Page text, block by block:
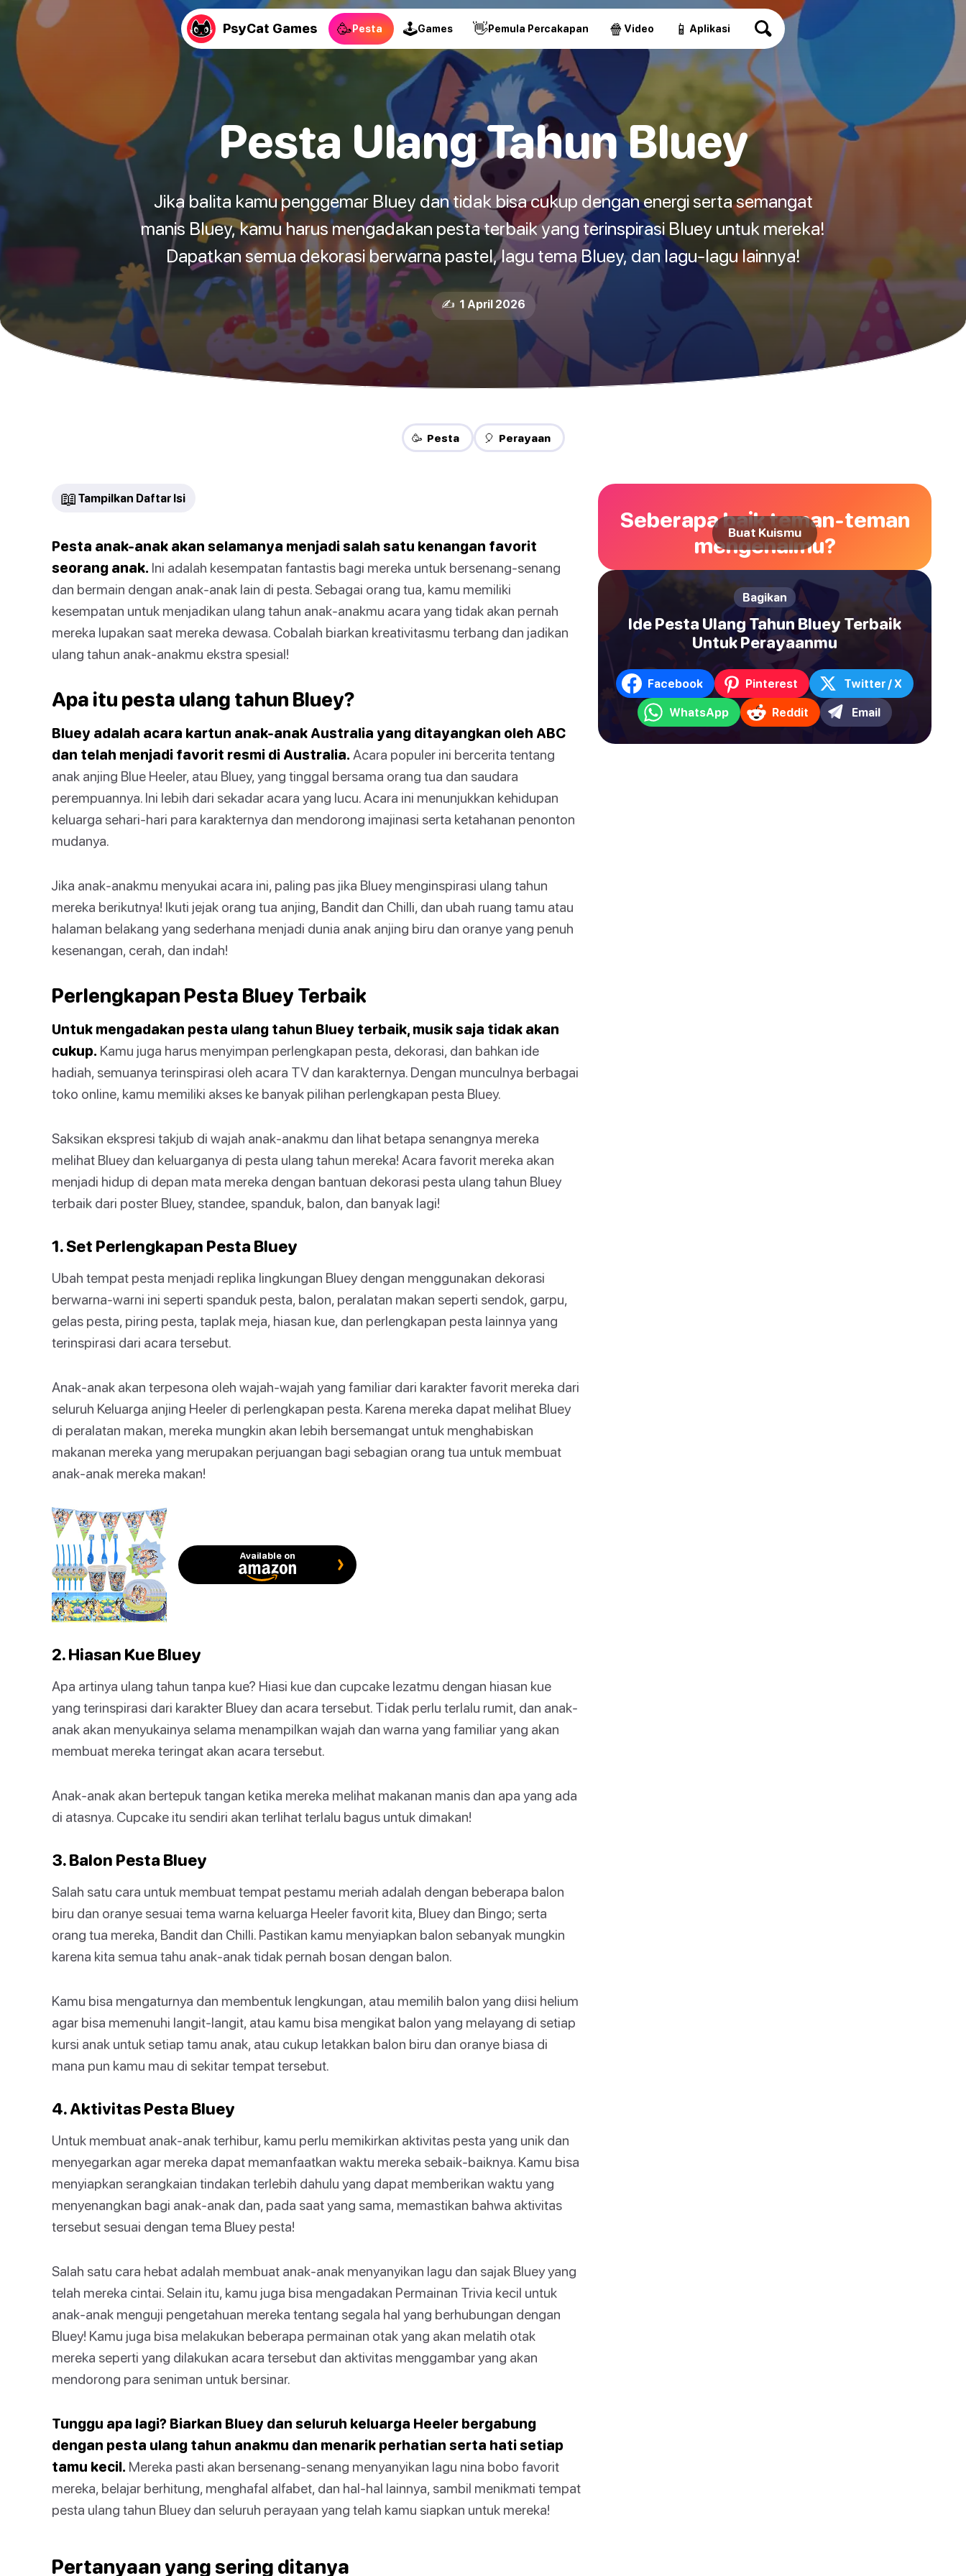
PsyCat Games 🥳Pesta 🕹Games 👋Pemula Percakapan 🍿 Video 📱 Aplikasi
Pesta Ulang Tahun Bluey
Jika balita kamu penggemar Bluey dan tidak bisa cukup dengan energi serta semangat
manis Bluey, kamu harus mengadakan pesta terbaik yang terinspirasi Bluey untuk mereka!
Dapatkan semua dekorasi berwarna pastel, lagu tema Bluey, dan lagu-lagu lainnya!
✍️ 1 April 2026
🥳 Pesta 🎈 Perayaan
📖 Tampilkan Daftar Isi
Pesta anak-anak akan selamanya menjadi salah satu kenangan favorit
seorang anak. Ini adalah kesempatan fantastis bagi mereka untuk bersenang-senang
dan bermain dengan anak-anak lain di pesta. Sebagai orang tua, kamu memiliki
kesempatan untuk menjadikan ulang tahun anak-anakmu acara yang tidak akan pernah
mereka lupakan saat mereka dewasa. Cobalah biarkan kreativitasmu terbang dan jadikan
ulang tahun anak-anakmu ekstra spesial!
Apa itu pesta ulang tahun Bluey?
Bluey adalah acara kartun anak-anak Australia yang ditayangkan oleh ABC
dan telah menjadi favorit resmi di Australia. Acara populer ini bercerita tentang
anak anjing Blue Heeler, atau Bluey, yang tinggal bersama orang tua dan saudara
perempuannya. Ini lebih dari sekadar acara yang lucu. Acara ini menunjukkan kehidupan
keluarga sehari-hari para karakternya dan mendorong imajinasi serta ketahanan penonton
mudanya.
Jika anak-anakmu menyukai acara ini, paling pas jika Bluey menginspirasi ulang tahun
mereka berikutnya! Ikuti jejak orang tua anjing, Bandit dan Chilli, dan ubah ruang tamu atau
halaman belakang yang sederhana menjadi dunia anak anjing biru dan oranye yang penuh
kesenangan, cerah, dan indah!
Perlengkapan Pesta Bluey Terbaik
Untuk mengadakan pesta ulang tahun Bluey terbaik, musik saja tidak akan
cukup. Kamu juga harus menyimpan perlengkapan pesta, dekorasi, dan bahkan ide
hadiah, semuanya terinspirasi oleh acara TV dan karakternya. Dengan munculnya berbagai
toko online, kamu memiliki akses ke banyak pilihan perlengkapan pesta Bluey.
Saksikan ekspresi takjub di wajah anak-anakmu dan lihat betapa senangnya mereka
melihat Bluey dan keluarganya di pesta ulang tahun mereka! Acara favorit mereka akan
menjadi hidup di depan mata mereka dengan bantuan dekorasi pesta ulang tahun Bluey
terbaik dari poster Bluey, standee, spanduk, balon, dan banyak lagi!
1. Set Perlengkapan Pesta Bluey
Ubah tempat pesta menjadi replika lingkungan Bluey dengan menggunakan dekorasi
berwarna-warni ini seperti spanduk pesta, balon, peralatan makan seperti sendok, garpu,
gelas pesta, piring pesta, taplak meja, hiasan kue, dan perlengkapan pesta lainnya yang
terinspirasi dari acara tersebut.
Anak-anak akan terpesona oleh wajah-wajah yang familiar dari karakter favorit mereka dari
seluruh Keluarga anjing Heeler di perlengkapan pesta. Karena mereka dapat melihat Bluey
di peralatan makan, mereka mungkin akan lebih bersemangat untuk menghabiskan
makanan mereka yang merupakan perjuangan bagi sebagian orang tua untuk membuat
anak-anak mereka makan!
Available on
2. Hiasan Kue Bluey
Apa artinya ulang tahun tanpa kue? Hiasi kue dan cupcake lezatmu dengan hiasan kue
yang terinspirasi dari karakter Bluey dan acara tersebut. Tidak perlu terlalu rumit, dan anak-
anak akan menyukainya selama menampilkan wajah dan warna yang familiar yang akan
membuat mereka teringat akan acara tersebut.
Anak-anak akan bertepuk tangan ketika mereka melihat makanan manis dan apa yang ada
di atasnya. Cupcake itu sendiri akan terlihat terlalu bagus untuk dimakan!
3. Balon Pesta Bluey
Salah satu cara untuk membuat tempat pestamu meriah adalah dengan beberapa balon
biru dan oranye sesuai tema warna keluarga Heeler favorit kita, Bluey dan Bingo; serta
orang tua mereka, Bandit dan Chilli. Pastikan kamu menyiapkan balon sebanyak mungkin
karena kita semua tahu anak-anak tidak pernah bosan dengan balon.
Kamu bisa mengaturnya dan membentuk lengkungan, atau memilih balon yang diisi helium
agar bisa memenuhi langit-langit, atau kamu bisa mengikat balon yang melayang di setiap
kursi anak untuk setiap tamu anak, atau cukup letakkan balon biru dan oranye biasa di
mana pun kamu mau di sekitar tempat tersebut.
4. Aktivitas Pesta Bluey
Untuk membuat anak-anak terhibur, kamu perlu memikirkan aktivitas pesta yang unik dan
menyegarkan agar mereka dapat memanfaatkan waktu mereka sebaik-baiknya. Kamu bisa
menyiapkan serangkaian tindakan terlebih dahulu yang dapat memberikan waktu yang
menyenangkan bagi anak-anak dan, pada saat yang sama, memastikan bahwa aktivitas
tersebut sesuai dengan tema Bluey pesta!
Salah satu cara hebat adalah membuat anak-anak menyanyikan lagu dan sajak Bluey yang
telah mereka cintai. Selain itu, kamu juga bisa mengadakan Permainan Trivia kecil untuk
anak-anak menguji pengetahuan mereka tentang segala hal yang berhubungan dengan
Bluey! Kamu juga bisa melakukan beberapa permainan otak yang akan melatih otak
mereka seperti yang dilakukan acara tersebut dan aktivitas menggambar yang akan
mendorong para seniman untuk bersinar.
Tunggu apa lagi? Biarkan Bluey dan seluruh keluarga Heeler bergabung
dengan pesta ulang tahun anakmu dan menarik perhatian serta hati setiap
tamu kecil. Mereka pasti akan bersenang-senang menyanyikan lagu nina bobo favorit
mereka, belajar berhitung, menghafal alfabet, dan hal-hal lainnya, sambil menikmati tempat
pesta ulang tahun Bluey dan seluruh perayaan yang telah kamu siapkan untuk mereka!
Pertanyaan yang sering ditanya
Seberapa baik teman-teman
mengenalmu?
Buat Kuismu
Bagikan
Ide Pesta Ulang Tahun Bluey Terbaik
Untuk Perayaanmu
Facebook Pinterest Twitter / X
WhatsApp Reddit Email